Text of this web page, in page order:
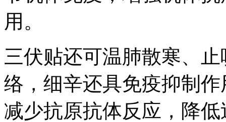
用。
三伏贴还可温肺散寒、
络，细辛还具免疫抑制
减少抗原抗体反应，降